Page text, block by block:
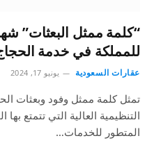
“كلمة ممثل البعثات”
للمملكة في خدمة
عقارات السعودية يونيو 17, 2024
تمثل كلمة ممثل وفود وبعثات
التنظيمية العالية التي تتمتع
المتطور للخدمات…